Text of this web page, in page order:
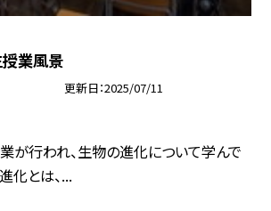
業風景
更新日 2025/07/11
が行われ、生物の進化について学んで
化とは、...